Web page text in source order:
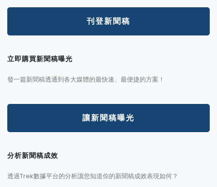
刊登新聞稿
立即購買新聞稿曝光
發一篇新聞稿透通到各大媒體的最快速、最便捷的方案！
讓新聞稿曝光
分析新聞稿成效
透過Trek數據平台的分析讓您知道你的新聞稿成效表現如何？